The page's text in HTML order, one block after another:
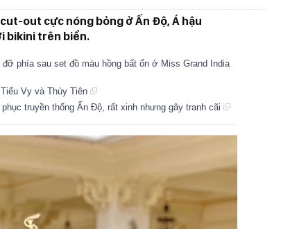
out cực nóng bỏng ở Ấn Độ, Á hậu
bikini trên biển.
phía sau set đồ màu hồng bất ổn ở Miss Grand India
Vy và Thùy Tiên
truyền thống Ấn Độ, rất xinh nhưng gây tranh cãi